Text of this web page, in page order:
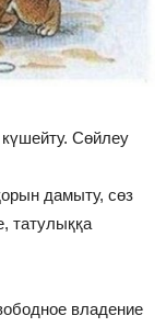
күшейту. Сөйлеу
дамыту, сөз
татулыққа
владение